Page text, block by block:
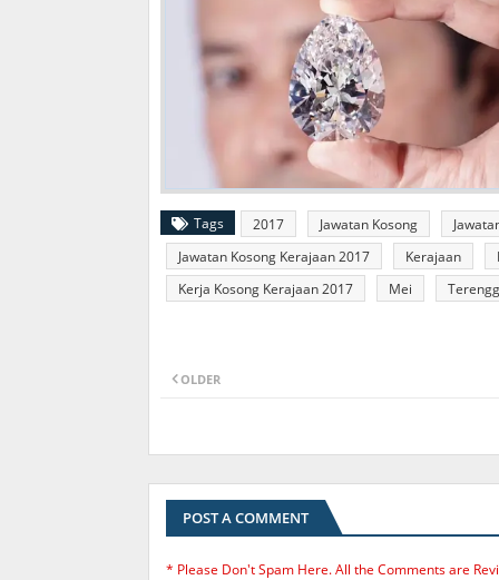
Tags 2017 Jawatan Kosong
Jawatan Kosong Kerajaan 2017
Kerajaan
Kerja Kosong Kerajaan 2017
Mei
OLDER
POST A COMMENT
* Please Don't Spam Here. All the Comments are